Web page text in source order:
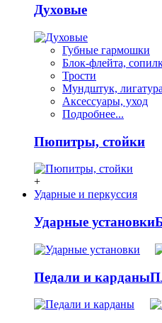
Духовые
Губные гармошки
Блок-флейта,
Трости
Мундштук, лигатура
Аксессуары, уход
Подробнее...
Пюпитры, стойки
+
Ударные и перкуссия
Ударные установки
Педали и карданы